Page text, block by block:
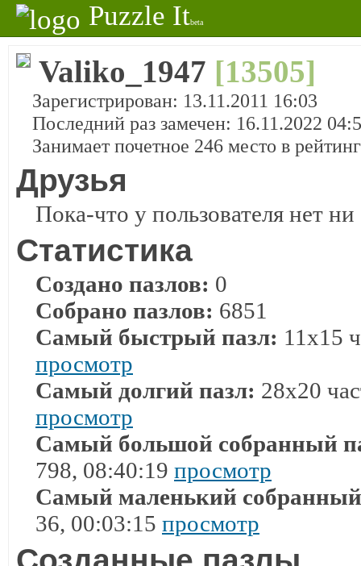
Puzzle Itbeta
Valiko_1947 [13505]
Зарегистрирован: 13.11.2011 16:03
Последний раз замечен: 16.11.2022
Занимает почетное 246 место в
Друзья
Пока-что у пользователя нет
Статистика
Создано пазлов: 0
Собрано пазлов: 6851
Самый быстрый пазл: 11x15
просмотр
Самый долгий пазл: 28x20
просмотр
Самый большой собранный
798, 08:40:19 просмотр
Самый маленький
36, 00:03:15 просмотр